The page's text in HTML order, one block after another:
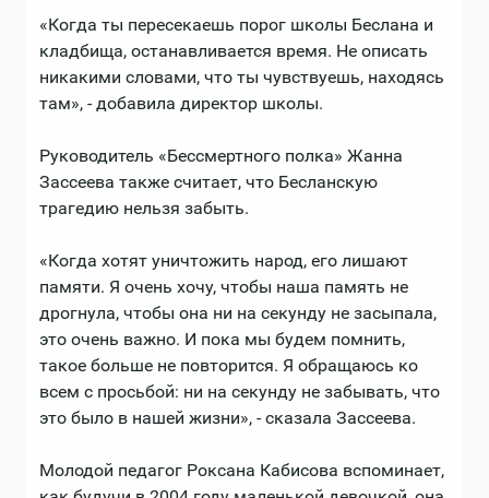
«Когда ты пересекаешь порог школы Беслана и
кладбища, останавливается время. Не описать
никакими словами, что ты чувствуешь, находясь
там», - добавила директор школы.
Руководитель «Бессмертного полка» Жанна
Зассеева также считает, что Бесланскую
трагедию нельзя забыть.
«Когда хотят уничтожить народ, его лишают
памяти. Я очень хочу, чтобы наша память не
дрогнула, чтобы она ни на секунду не засыпала,
это очень важно. И пока мы будем помнить,
такое больше не повторится. Я обращаюсь ко
всем с просьбой: ни на секунду не забывать, что
это было в нашей жизни», - сказала Зассеева.
Молодой педагог Роксана Кабисова вспоминает,